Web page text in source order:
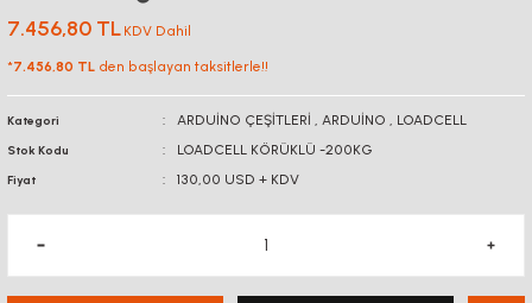
7.456,80 TL KDV Dahil
*7.456,80 TL den başlayan taksitlerle!!
Kategori ARDUİNO ÇEŞİTLERİ , ARDUİNO , LOADCELL
Stok Kodu LOADCELL KÖRÜKLÜ -200KG
Fiyat 130,00 USD + KDV